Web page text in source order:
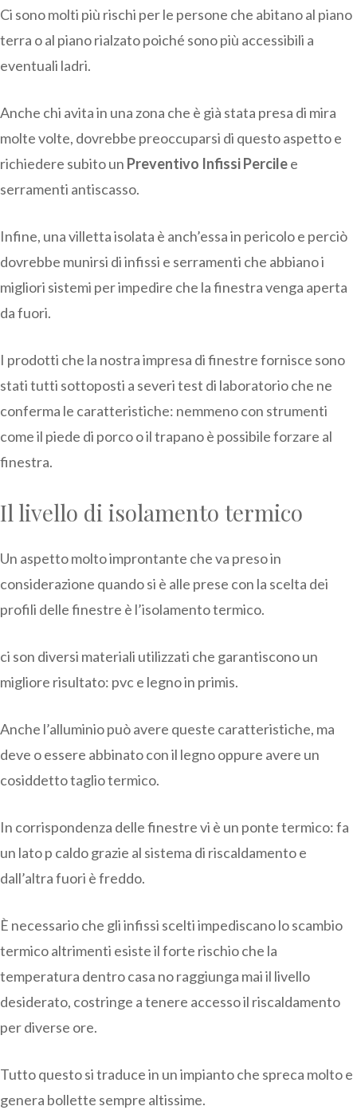
Ci sono molti più rischi per le persone che abitano al piano
terra o al piano rialzato poiché sono più accessibili a
eventuali ladri.
Anche chi avita in una zona che è già stata presa di mira
molte volte, dovrebbe preoccuparsi di questo aspetto e
richiedere subito un Preventivo Infissi Percilee
serramenti antiscasso.
Infine, una villetta isolata è anch’essa in pericolo e perciò
dovrebbe munirsi di infissi e serramenti che abbiano i
migliori sistemi per impedire che la finestra venga aperta
da fuori.
I prodotti che la nostra impresa di finestre fornisce sono
stati tutti sottoposti a severi test di laboratorio che ne
conferma le caratteristiche: nemmeno con strumenti
come il piede di porco o il trapano è possibile forzare al
finestra.
Il livello di isolamento termico
Un aspetto molto improntante che va preso in
considerazione quando si è alle prese con la scelta dei
profili delle finestre è l’isolamento termico.
ci son diversi materiali utilizzati che garantiscono un
migliore risultato: pvc e legno in primis.
Anche l’alluminio può avere queste caratteristiche, ma
deve o essere abbinato con il legno oppure avere un
cosiddetto taglio termico.
In corrispondenza delle finestre vi è un ponte termico: fa
un lato p caldo grazie al sistema di riscaldamento e
dall’altra fuori è freddo.
È necessario che gli infissi scelti impediscano lo scambio
termico altrimenti esiste il forte rischio che la
temperatura dentro casa no raggiunga mai il livello
desiderato, costringe a tenere accesso il riscaldamento
per diverse ore.
Tutto questo si traduce in un impianto che spreca molto e
genera bollette sempre altissime.